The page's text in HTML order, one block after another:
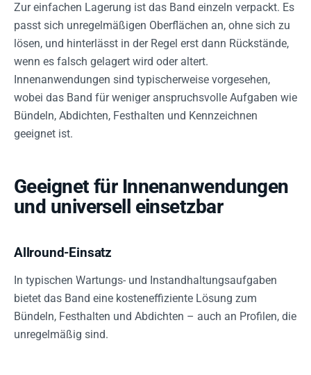
Zur einfachen Lagerung ist das Band einzeln verpackt. Es
passt sich unregelmäßigen Oberflächen an, ohne sich zu
lösen, und hinterlässt in der Regel erst dann Rückstände,
wenn es falsch gelagert wird oder altert.
Innenanwendungen sind typischerweise vorgesehen,
wobei das Band für weniger anspruchsvolle Aufgaben wie
Bündeln, Abdichten, Festhalten und Kennzeichnen
geeignet ist.
Geeignet für Innenanwendungen
und universell einsetzbar
Allround-Einsatz
In typischen Wartungs- und Instandhaltungsaufgaben
bietet das Band eine kosteneffiziente Lösung zum
Bündeln, Festhalten und Abdichten – auch an Profilen, die
unregelmäßig sind.